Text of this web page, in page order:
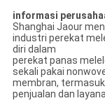
informasi
Shanghai Jaour
industri perekat
diri dalam
perekat panas
sekali pakai
membran,
penjualan dan